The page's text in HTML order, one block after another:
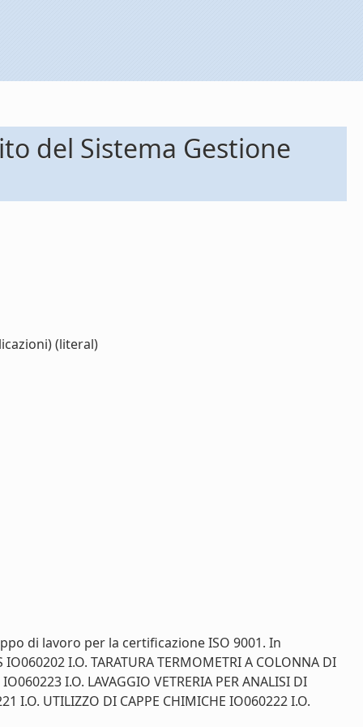
del Sistema Gestione
(literal)
di lavoro per la certificazione ISO 9001. In
I.O. TARATURA TERMOMETRI A COLONNA DI
I.O. LAVAGGIO VETRERIA PER ANALISI DI
I.O. UTILIZZO DI CAPPE CHIMICHE IO060222 I.O.